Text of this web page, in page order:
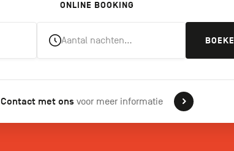
ONLINE BOOKING
Aantal nachten…
Contact met ons voor meer informatie